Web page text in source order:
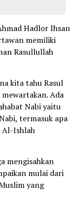
Hadlor Ihsan
memiliki
Rasullullah
kita tahu Rasul
Ada
Nabi yaitu
termasuk apa
Al-Ishlah
mengisahkan
mulai dari
yang